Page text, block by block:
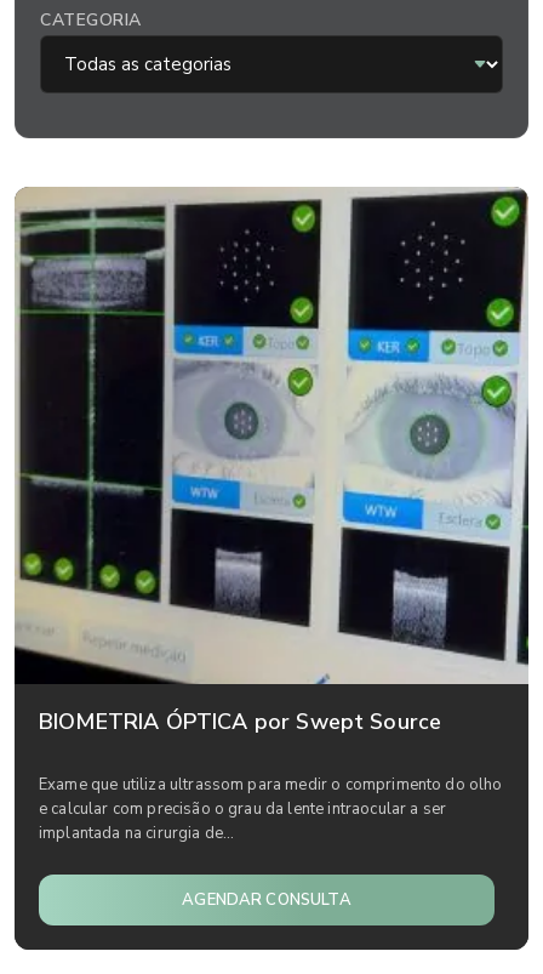
CATEGORIA
BIOMETRIA ÓPTICA por Swept Source
Exame que utiliza ultrassom para medir o comprimento do olho
e calcular com precisão o grau da lente intraocular a ser
implantada na cirurgia de...
AGENDAR CONSULTA